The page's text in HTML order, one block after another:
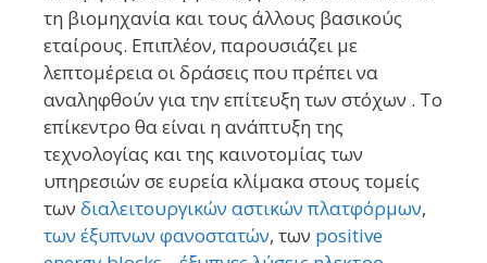
τη βιομηχανία και τους άλλους βασικούς
εταίρους. Επιπλέον, παρουσιάζει με
λεπτομέρεια οι δράσεις που πρέπει να
αναληφθούν για την επίτευξη των στόχων . Το
επίκεντρο θα είναι η ανάπτυξη της
τεχνολογίας και της καινοτομίας των
υπηρεσιών σε ευρεία κλίμακα στους τομείς
των διαλειτουργικών αστικών πλατφόρμων,
των έξυπνων φανοστατών, των positive